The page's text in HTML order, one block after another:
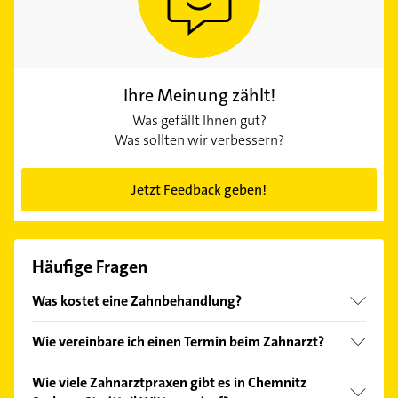
Ihre Meinung zählt!
Was gefällt Ihnen gut?
Was sollten wir verbessern?
Jetzt Feedback geben!
Häufige Fragen
Was kostet eine Zahnbehandlung?
Wittgensdorf bietet Ihnen immer die bestmögliche
variieren – je nach Art und Umfang der Leistung. Für
Wie vereinbare ich einen Termin beim Zahnarzt?
besten per Telefon. Viele Praxen bieten auch eine
Wie viele Zahnarztpraxen gibt es in Chemnitz